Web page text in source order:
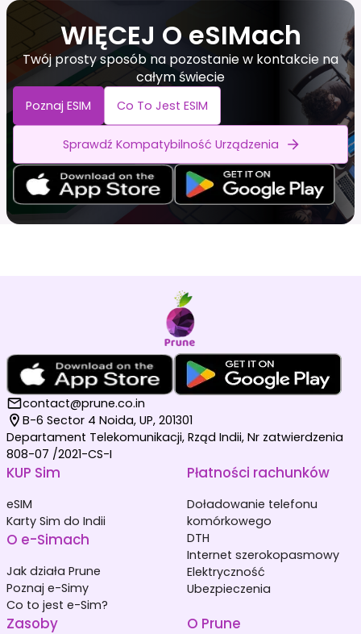
WIĘCEJ O eSIMach
Twój prosty sposób na pozostanie w kontakcie na
całym świecie
Poznaj ESIM Co To Jest ESIM
Sprawdź Kompatybilność Urządzenia
contact@prune.co.in
B-6 Sector 4 Noida, UP, 201301
Departament Telekomunikacji, Rząd Indii, Nr zatwierdzenia
808-07 /2021-CS-I
KUP Sim
eSIM
Karty Sim do Indii
O e-Simach
Jak działa Prune
Poznaj e-Simy
Co to jest e-Sim?
Płatności rachunków
Doładowanie telefonu
komórkowego
DTH
Internet szerokopasmowy
Elektryczność
Ubezpieczenia
Zasoby O Prune